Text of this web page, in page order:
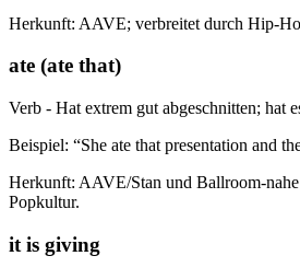
Herkunft: AAVE; verbreitet durch Hip-
ate (ate that)
Verb - Hat extrem gut abgeschnitten; hat
Beispiel: “She ate that presentation and
Herkunft: AAVE/Stan und Ballroom-
Popkultur.
it is giving